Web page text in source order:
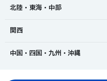
北陸・東海・中部
関西
中国・四国・九州・沖縄